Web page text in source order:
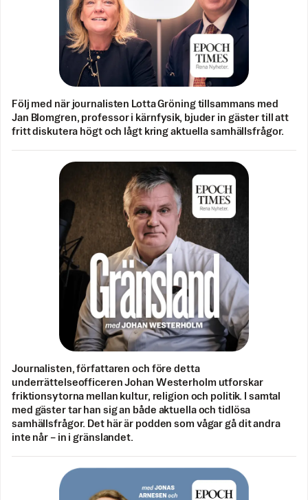
Följ med när journalisten Lotta Gröning tillsammans med
Jan Blomgren, professor i kärnfysik, bjuder in gäster till att
fritt diskutera högt och lågt kring aktuella samhällsfrågor.
Journalisten, författaren och före detta
underrättelseofficeren Johan Westerholm utforskar
friktionsytorna mellan kultur, religion och politik. I samtal
med gäster tar han sig an både aktuella och tidlösa
samhällsfrågor. Det här är podden som vågar gå dit andra
inte når – in i gränslandet.